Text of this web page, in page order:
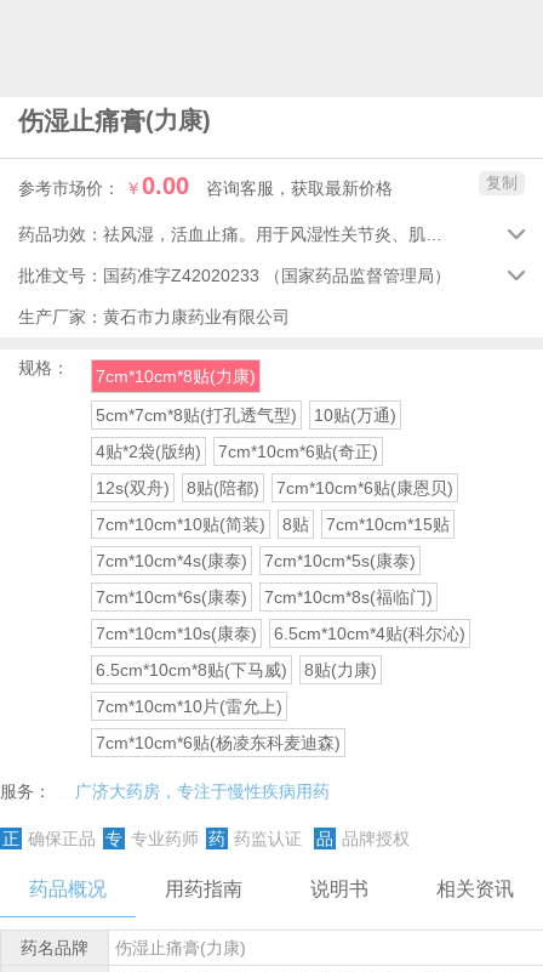
伤湿止痛膏(力康)
参考市场价： ￥0.00 咨询客服，获取最新价格 复制
药品功效： 
批准文号： 国药准字Z42020233 （国家药品监督管理局） 
生产厂家： 黄石市力康药业有限公司
规格：
7cm*10cm*8贴(力康)
5cm*7cm*8贴(打孔透气型)
10贴(万通)
4贴*2袋(版纳)
7cm*10cm*6贴(奇正)
12s(双舟)
8贴(陪都)
7cm*10cm*6贴(康恩贝)
7cm*10cm*10贴(简装)
8贴
7cm*10cm*15贴
7cm*10cm*4s(康泰)
7cm*10cm*5s(康泰)
7cm*10cm*6s(康泰)
7cm*10cm*8s(福临门)
7cm*10cm*10s(康泰)
6.5cm*10cm*4贴(科尔沁)
6.5cm*10cm*8贴(下马威)
8贴(力康)
7cm*10cm*10片(雷允上)
7cm*10cm*6贴(杨凌东科麦迪森)
服务： 广济大药房，专注于慢性疾病用药
正 确保正品 专 专业药师 药 药监认证 品 品牌授权
药品概况 用药指南 说明书 相关资讯
药名品牌 伤湿止痛膏(力康)